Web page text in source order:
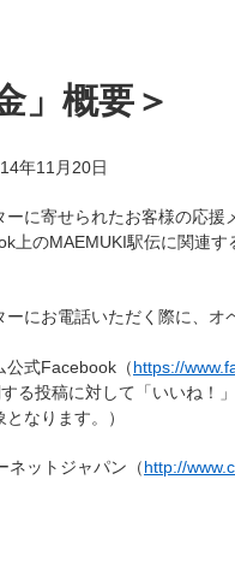
」概要＞
年11月20日
に寄せられたお客様の応援
上のMAEMUKI駅伝に関連す
にお電話いただく際に、オ
式Facebook（https://
る投稿に対して「いいね！
なります。）
ネットジャパン（http://